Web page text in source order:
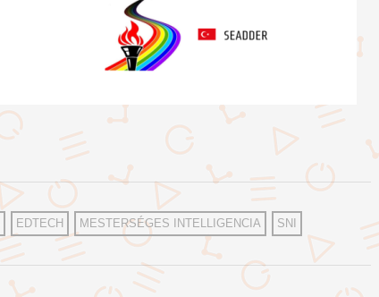
EDTECH MESTERSÉGES INTELLIGENCIA SNI